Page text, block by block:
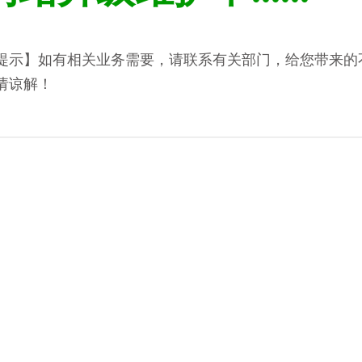
示】如有相关业务需要，请联系有关部门，给您带来的
谅解！